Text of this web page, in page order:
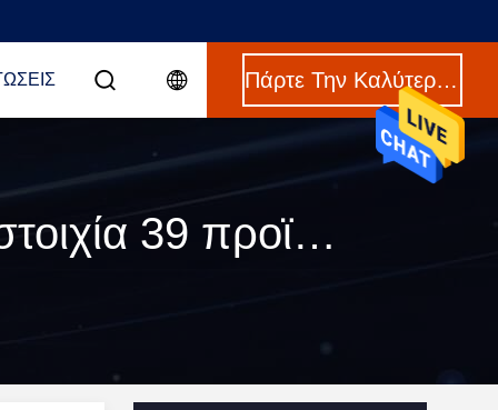
Πάρτε Την Καλύτερη Τιμή
Λέξεις κλειδιά [ 60 degree gloss meter ] Αντιστοιχία 39 προϊόντα